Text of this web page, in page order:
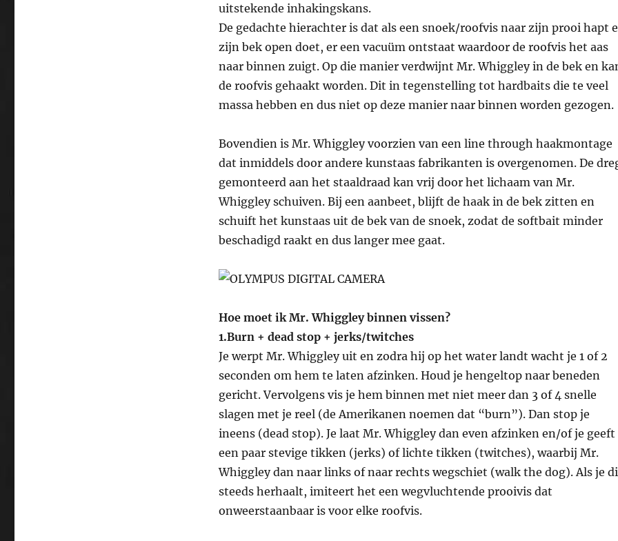
uitstekende inhakingskans.
De gedachte hierachter is dat als een snoek/roofvis naar zijn prooi hapt
zijn bek open doet, er een vacuüm ontstaat waardoor de roofvis het aas
naar binnen zuigt. Op die manier verdwijnt Mr. Whiggley in de bek en
de roofvis gehaakt worden. Dit in tegenstelling tot hardbaits die te veel
massa hebben en dus niet op deze manier naar binnen worden gezogen.
Bovendien is Mr. Whiggley voorzien van een line through haakmontage
dat inmiddels door andere kunstaas fabrikanten is overgenomen. De
gemonteerd aan het staaldraad kan vrij door het lichaam van Mr.
Whiggley schuiven. Bij een aanbeet, blijft de haak in de bek zitten en
schuift het kunstaas uit de bek van de snoek, zodat de softbait minder
beschadigd raakt en dus langer mee gaat.
Hoe moet ik Mr. Whiggley binnen vissen?
1.Burn + dead stop + jerks/twitches
Je werpt Mr. Whiggley uit en zodra hij op het water landt wacht je 1 of 2
seconden om hem te laten afzinken. Houd je hengeltop naar beneden
gericht. Vervolgens vis je hem binnen met niet meer dan 3 of 4 snelle
slagen met je reel (de Amerikanen noemen dat “burn”). Dan stop je
ineens (dead stop). Je laat Mr. Whiggley dan even afzinken en/of je geeft
een paar stevige tikken (jerks) of lichte tikken (twitches), waarbij Mr.
Whiggley dan naar links of naar rechts wegschiet (walk the dog). Als je
steeds herhaalt, imiteert het een wegvluchtende prooivis dat
onweerstaanbaar is voor elke roofvis.